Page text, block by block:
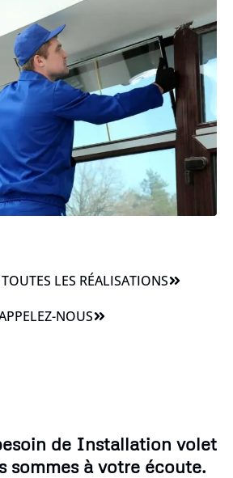
LES RÉALISATIONS
NOUS
de Installation volet
sommes à votre écoute.